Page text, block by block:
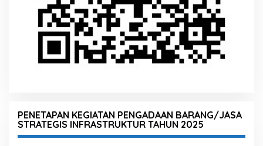
PENETAPAN KEGIATAN PENGADAAN BARANG/JASA
STRATEGIS INFRASTRUKTUR TAHUN 2025